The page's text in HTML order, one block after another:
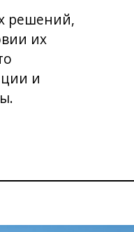
решений,
их
и